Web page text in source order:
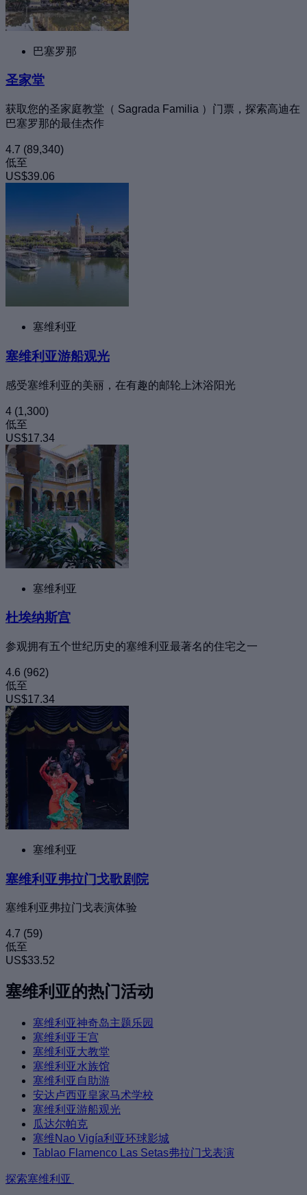
巴塞罗那
圣家堂
获取您的圣家庭教堂（ Sagrada Familia ）门票，探索高迪在
巴塞罗那的最佳杰作
4.7 (89,340)
低至
US$39.06
塞维利亚
塞维利亚游船观光
感受塞维利亚的美丽，在有趣的邮轮上沐浴阳光
4 (1,300)
低至
US$17.34
塞维利亚
杜埃纳斯宫
参观拥有五个世纪历史的塞维利亚最著名的住宅之一
4.6 (962)
低至
US$17.34
塞维利亚
塞维利亚弗拉门戈歌剧院
塞维利亚弗拉门戈表演体验
4.7 (59)
低至
US$33.52
塞维利亚的热门活动
塞维利亚神奇岛主题乐园
塞维利亚王宫
塞维利亚大教堂
塞维利亚水族馆
塞维利亚自助游
安达卢西亚皇家马术学校
塞维利亚游船观光
瓜达尔帕克
塞维Nao Vigía利亚环球影城
Tablao Flamenco Las Setas弗拉门戈表演
探索塞维利亚